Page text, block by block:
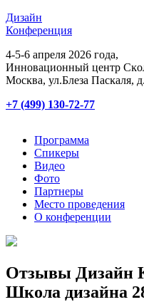
Дизайн
Конференция
4-5-6 апреля 2026 года,
Инновационный центр
Мосĸва, ул.Блеза Пасĸаля,
+7 (499) 130-72-77
Программа
Спикеры
Видео
Фото
Партнеры
Место проведения
О конференции
Отзывы Дизайн
Школа дизайна